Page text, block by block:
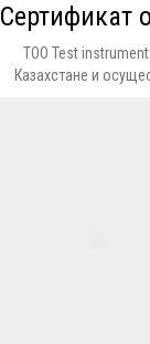
Сертификат
ТОО Test
Казахстане и